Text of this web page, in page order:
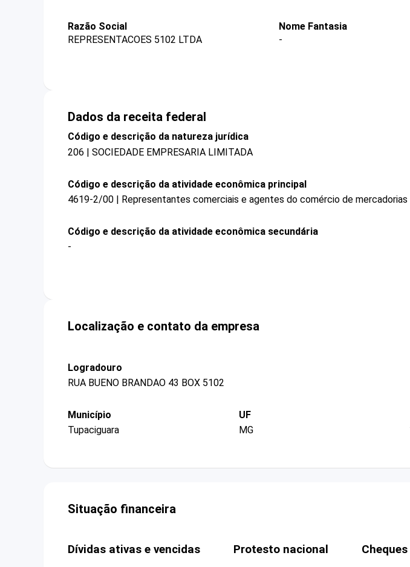
Razão Social
REPRESENTACOES 5102 LTDA
Nome Fantasia
-
Dados da receita federal
Código e descrição da natureza jurídica
206 | SOCIEDADE EMPRESARIA LIMITADA
Código e descrição da atividade econômica principal
4619-2/00 | Representantes comerciais e agentes do comércio de mercadorias
Código e descrição da atividade econômica secundária
-
Localização e contato da empresa
Logradouro
RUA BUENO BRANDAO 43 BOX 5102
Município
Tupaciguara
UF
MG
Situação financeira
Dívidas ativas e vencidas Protesto nacional